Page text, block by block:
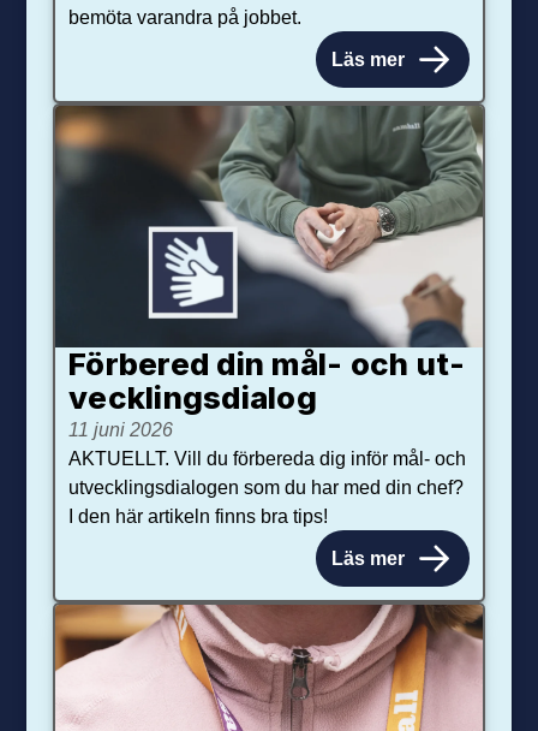
bemöta varandra på jobbet.
Läs mer
Förbered din mål- och ut­
veck­lings­dialog
11 juni 2026
AKTUELLT. Vill du förbereda dig inför mål- och
utvecklingsdialogen som du har med din chef?
I den här artikeln finns bra tips!
Läs mer